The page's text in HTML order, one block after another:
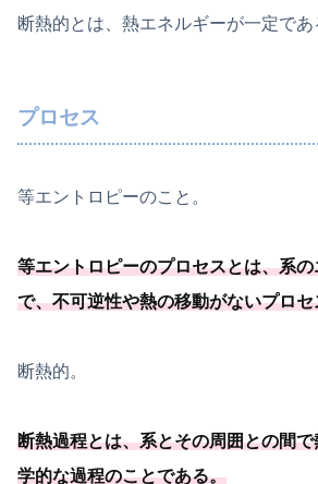
断熱的とは、熱エネルギーが一定であ
プロセス
等エントロピーのこと。
等エントロピーのプロセスとは、系
で、不可逆性や熱の移動がないプロ
断熱的。
断熱過程とは、系とその周囲との間
学的な過程のことである。